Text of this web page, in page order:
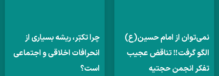
نمی‌توان از امام حسین(ع)
الگو گرفت‼ تناقض عجیب
تفکر انجمن حجتیه
چرا تکبّر، ریشه بسیاری از
انحرافات اخلاقی و اجتماعی
است؟